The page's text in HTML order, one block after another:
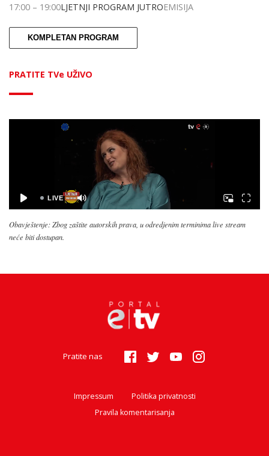
17:00 – 19:00LJETNJI PROGRAM JUTROEMISIJA
KOMPLETAN PROGRAM
PRATITE TVe UŽIVO
Obavještenje: Zbog zaštite autorskih prava, u odredjenim terminima live stream
neće biti dostupan.
Pratite nas
Impressum
Politika privatnosti
Pravila komentarisanja